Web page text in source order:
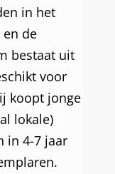
in het
de
bestaat uit
voor
koopt jonge
lokale)
in 4-7 jaar